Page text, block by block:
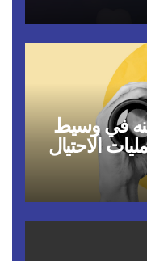
في وسيط
الاحتيال